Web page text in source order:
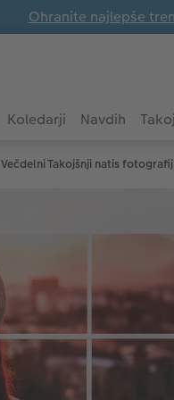
Ohranite najlepše
Koledarji Navdih
Večdelni Takojšnji natis fotografij